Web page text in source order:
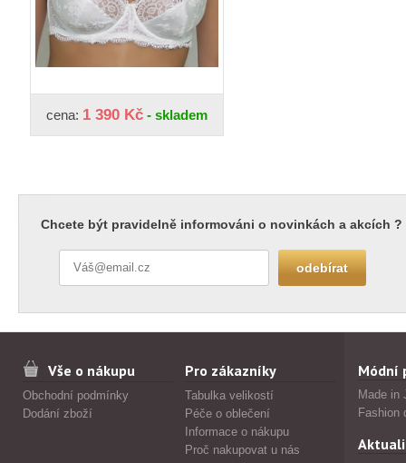
cena: 1 390 Kč - skladem
Chcete být pravidelně informováni o novinkách a akcích ?
Vše o nákupu
Obchodní podmínky
Dodání zboží
Pro zákazníky
Tabulka velikostí
Péče o oblečení
Informace o nákupu
Proč nakupovat u nás
Módní
Made in
Fashion